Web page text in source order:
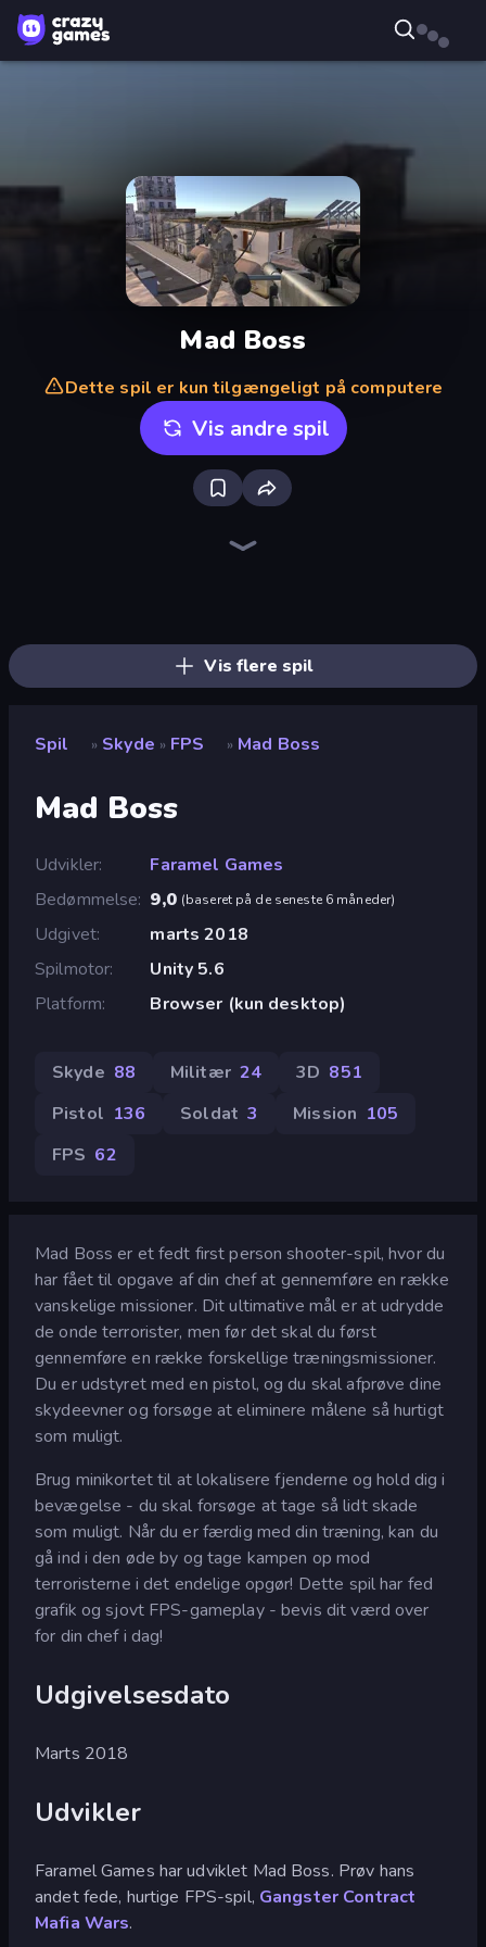
Mad Boss
Dette spil er kun tilgængeligt på computere
Vis andre spil
Vis flere spil
Spil » Skyde » FPS » Mad Boss
Mad Boss
Udvikler
Faramel Games
Bedømmelse 9,0 (baseret på de seneste 6 måneder)
Udgivet
marts 2018
Spilmotor
Unity 5.6
Platform
Browser (kun desktop)
Skyde 88 Militær 24 3D 851
Pistol 136 Soldat 3 Mission 105
FPS 62
Mad Boss er et fedt first person shooter-spil, hvor du
har fået til opgave af din chef at gennemføre en række
vanskelige missioner. Dit ultimative mål er at udrydde
de onde terrorister, men før det skal du først
gennemføre en række forskellige træningsmissioner.
Du er udstyret med en pistol, og du skal afprøve dine
skydeevner og forsøge at eliminere målene så hurtigt
som muligt.
Brug minikortet til at lokalisere fjenderne og hold dig i
bevægelse - du skal forsøge at tage så lidt skade
som muligt. Når du er færdig med din træning, kan du
gå ind i den øde by og tage kampen op mod
terroristerne i det endelige opgør! Dette spil har fed
grafik og sjovt FPS-gameplay - bevis dit værd over
for din chef i dag!
Udgivelsesdato
Marts 2018
Udvikler
Faramel Games har udviklet Mad Boss. Prøv hans
andet fede, hurtige FPS-spil, Gangster Contract
Mafia Wars.